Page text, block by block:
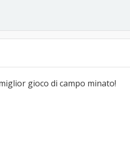
gioco di campo minato!